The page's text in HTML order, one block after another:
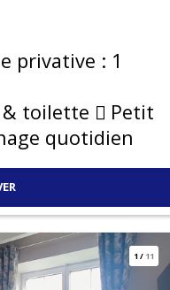
privative : 1
& toilette
Petit
quotidien
1/ 11